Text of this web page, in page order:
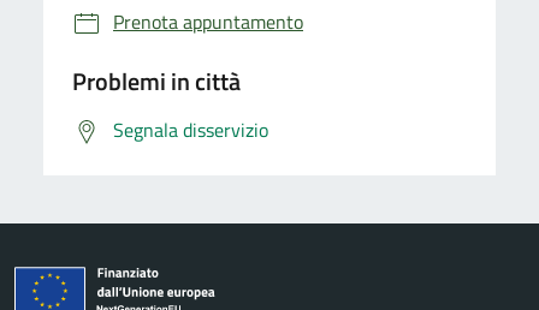
Prenota appuntamento
Problemi in città
Segnala disservizio